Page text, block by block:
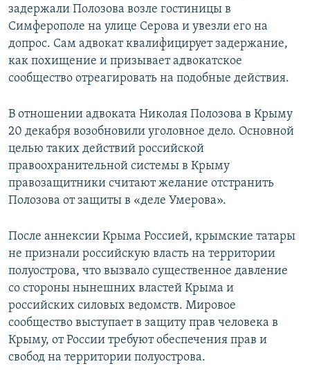
задержали Полозова возле гостиницы в
Симферополе на улице Серова и увезли его на
допрос. Сам адвокат квалифицирует задержание,
как похищение и призывает адвокатское
сообщество отреагировать на подобные действия.
В отношении адвоката Николая Полозова в Крыму
20 декабря возобновили уголовное дело. Основной
целью таких действий российской
правоохранительной системы в Крыму
правозащитники считают желание отстранить
Полозова от защиты в «деле Умерова».
После аннексии Крыма Россией, крымские татары
не признали российскую власть на территории
полуострова, что вызвало существенное давление
со стороны нынешних властей Крыма и
российских силовых ведомств. Мировое
сообщество выступает в защиту прав человека в
Крыму, от России требуют обеспечения прав и
свобод на территории полуострова.